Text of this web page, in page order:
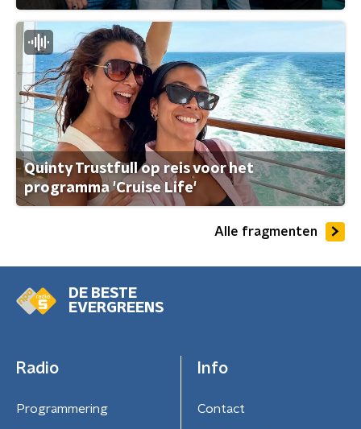
Quinty Trustfull op reis voor het
programma 'Cruise Life'
Alle fragmenten
DE BESTE
EVERGREENS
Radio
Programmering
Info
Contact